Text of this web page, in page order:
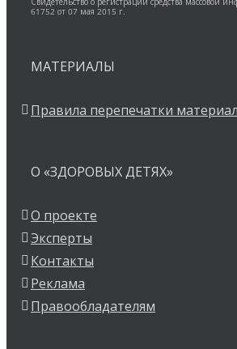
61752 от 07 мая 2015 г.
МАТЕРИАЛЫ
Правила перепечатки
О «ЗДОРОВЫХ ДЕТЯХ»
О проекте
Эксперты
Контакты
Реклама
Правообладателям